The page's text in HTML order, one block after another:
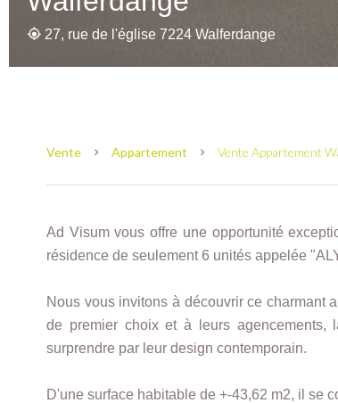
27, rue de l'église 7224 Walferdange
Vente Appartement Vente Appartement
Ad Visum vous offre une opportunité
résidence de seulement 6 unités appelée
Nous vous invitons à découvrir ce charmant
de premier choix et à leurs agencements,
surprendre par leur design contemporain.
D'une surface habitable de +-43,62 m2, il se